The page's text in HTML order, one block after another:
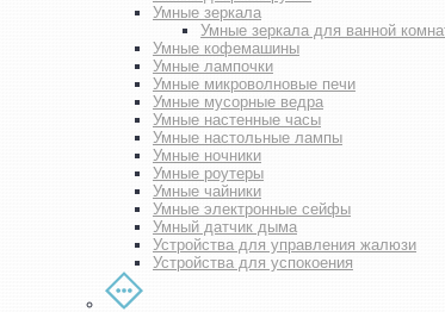
Умные зеркала
Умные зеркала для ванной
Умные кофемашины
Умные лампочки
Умные микроволновые печи
Умные мусорные ведра
Умные настенные часы
Умные настольные лампы
Умные ночники
Умные роутеры
Умные чайники
Умные электронные сейфы
Умный датчик дыма
Устройства для управления жалюзи
Устройства для успокоения